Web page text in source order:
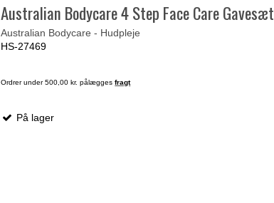
Australian Bodycare 4 Step Face Care Gavesæt
Australian Bodycare - Hudpleje
HS-27469
Ordrer under 500,00 kr. pålæggesfragt
På lager